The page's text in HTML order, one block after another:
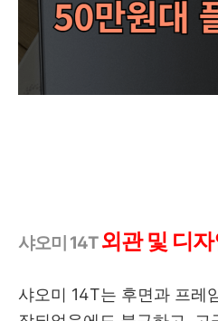
샤오미 14T 외관 및 디
샤오미 14T는 후면과 프레